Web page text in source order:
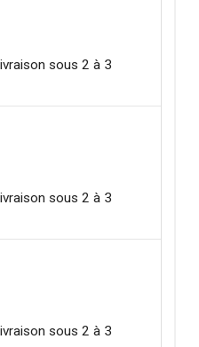
sous 2 à 3
sous 2 à 3
sous 2 à 3